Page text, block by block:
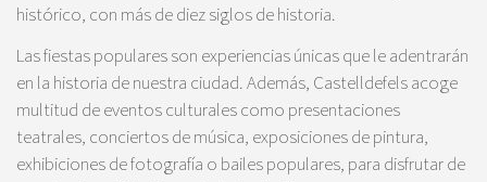
histórico, con más de diez siglos de historia.
Las fiestas populares son experiencias únicas que le adentrarán
en la historia de nuestra ciudad. Además, Castelldefels acoge
multitud de eventos culturales como presentaciones
teatrales, conciertos de música, exposiciones de pintura,
exhibiciones de fotografía o bailes populares, para disfrutar de